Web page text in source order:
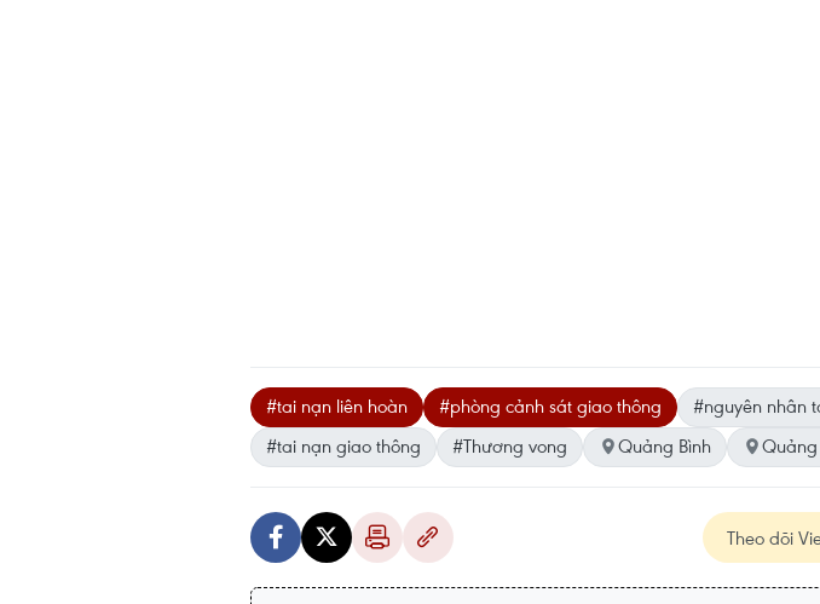
#tai nạn liên hoàn #phòng cảnh sát giao thông
#nguyên nhân
#tai nạn giao thông
#Thương vong Quảng Bình Quảng
Theo dõi